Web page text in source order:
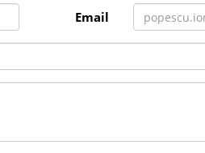
UV3600
la un spațiu verde mai
Email